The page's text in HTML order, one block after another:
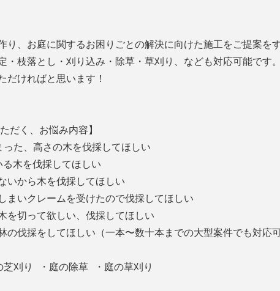
り、お庭に関するお困りごとの解決に向けた施工をご提案を
・枝落とし・刈り込み・除草・草刈り、なども対応可能です。
だければと思います！
だく、お悩み内容】
た、高さの木を伐採してほしい
る木を伐採してほしい
いから木を伐採してほしい
まいクレームを受けたので伐採してほしい
を切って欲しい、伐採してほしい
の伐採をしてほしい（一本〜数十本までの大型案件でも対応可
芝刈り ・庭の除草 ・庭の草刈り